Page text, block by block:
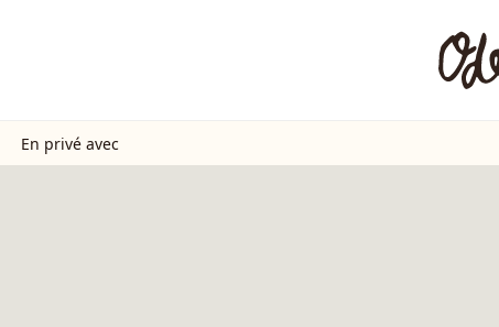
En privé avec